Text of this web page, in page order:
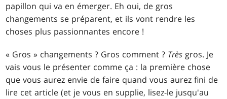
papillon qui va en émerger. Eh oui, de gros
changements se préparent, et ils vont rendre les
choses plus passionnantes encore !
« Gros » changements ? Gros comment ? Très gros. Je
vais vous le présenter comme ça : la première chose
que vous aurez envie de faire quand vous aurez fini de
lire cet article (et je vous en supplie, lisez-le jusqu'au